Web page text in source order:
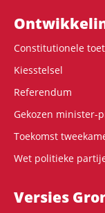
Constitutionele
Kiesstelsel
Referendum
Gekozen minister-
Toekomst
Wet politieke
Versies